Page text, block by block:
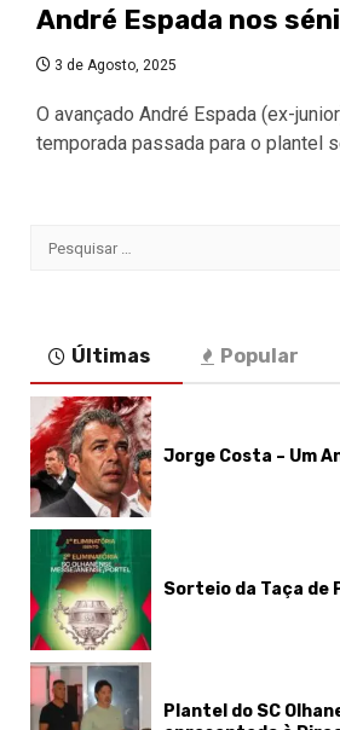
André Espada nos
3 de Agosto, 2025
O avançado André Espada (ex-
temporada passada para o plantel
Pesquisar
Últimas Popular
Jorge Costa – Um
Sorteio da Taça de
Plantel do SC